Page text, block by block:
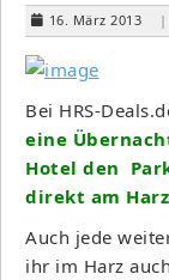
16. März 2013 |
Bei HRS-
eine
Hotel den
direkt am
Auch jede
ihr im Harz